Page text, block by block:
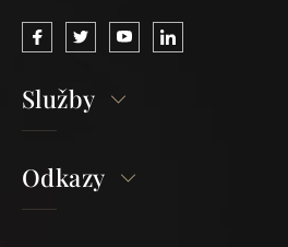
Služby
Odkazy